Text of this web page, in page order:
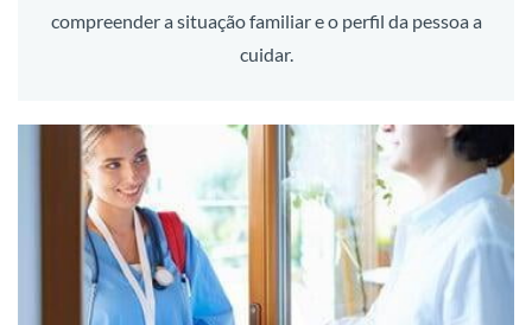
compreender a situação familiar e o perfil da pessoa a
cuidar.